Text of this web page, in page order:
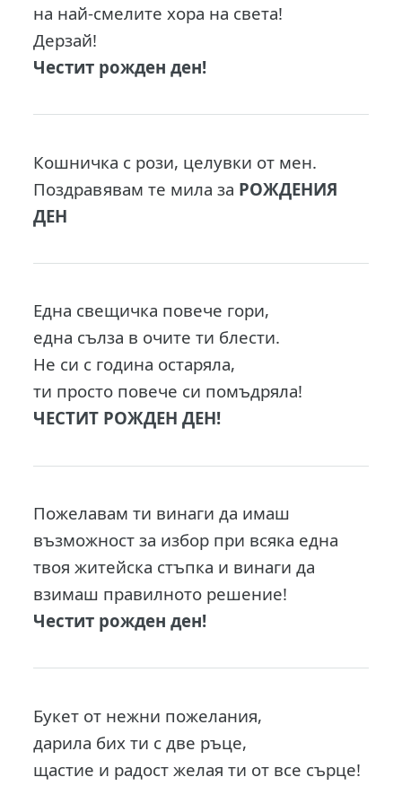
на най-смелите хора на света!
Дерзай!
Честит рожден ден!
Кошничка с рози, целувки от мен.
Поздравявам те мила за РОЖДЕНИЯ
ДЕН
Една свещичка повече гори,
една сълза в очите ти блести.
Не си с година остаряла,
ти просто повече си помъдряла!
ЧЕСТИТ РОЖДЕН ДЕН!
Пожeлавам ти винаги да имаш
възможност за избор при всяка една
твоя житейска стъпка и винаги да
взимаш правилното решение!
Честит рожден ден!
Букет от нежни пожелания,
дарила бих ти с две ръце,
щастие и радост желая ти от все сърце!